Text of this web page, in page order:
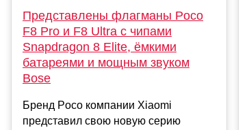
Представлены флагманы Poco
F8 Pro и F8 Ultra с чипами
Snapdragon 8 Elite, ёмкими
батареями и мощным звуком
Bose
Бренд Poco компании Xiaomi
представил свою новую серию